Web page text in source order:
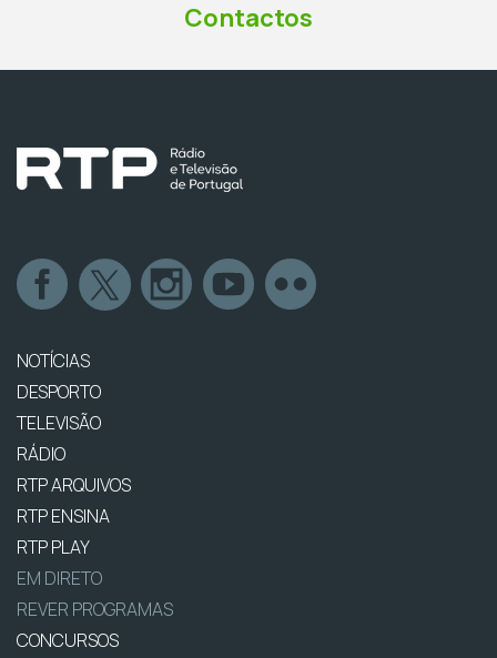
Contactos
NOTÍCIAS
DESPORTO
TELEVISÃO
RÁDIO
RTP ARQUIVOS
RTP ENSINA
RTP PLAY
EM DIRETO
REVER PROGRAMAS
CONCURSOS